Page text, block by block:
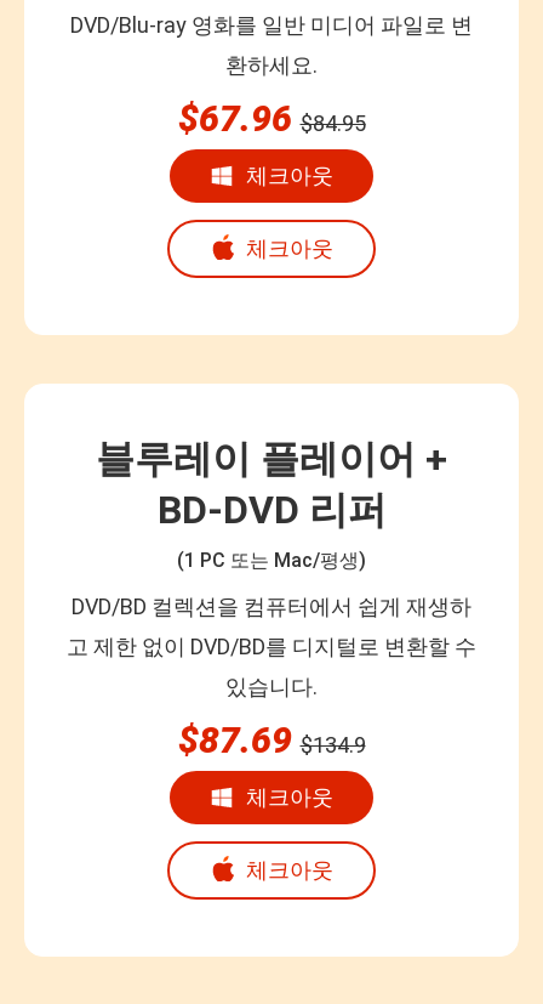
DVD/Blu-ray 영화를 일반 미디어 파일로 변
환하세요.
$67.96$84.95
체크아웃
체크아웃
블루레이 플레이어 +
BD-DVD 리퍼
(1 PC 또는 Mac/평생)
DVD/BD 컬렉션을 컴퓨터에서 쉽게 재생하
고 제한 없이 DVD/BD를 디지털로 변환할 수
있습니다.
$87.69$134.9
체크아웃
체크아웃